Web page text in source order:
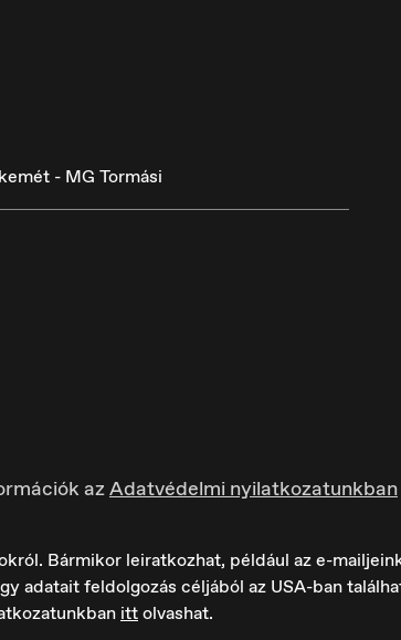
- MG Tormási
azAdatvédelmi nyilatkozatunkban
Bármikor leiratkozhat, például az e-
adatait feldolgozás céljából az USA-ban
ittolvashat.